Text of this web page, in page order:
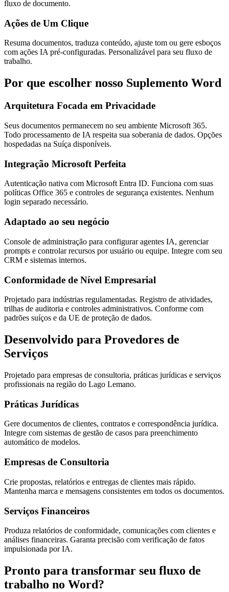
fluxo de documento.
Ações de Um Clique
Resuma documentos, traduza conteúdo, ajuste tom ou gere esboços
com ações IA pré-configuradas. Personalizável para seu fluxo de
trabalho.
Por que escolher nosso Suplemento Word
Arquitetura Focada em Privacidade
Seus documentos permanecem no seu ambiente Microsoft 365.
Todo processamento de IA respeita sua soberania de dados. Opções
hospedadas na Suíça disponíveis.
Integração Microsoft Perfeita
Autenticação nativa com Microsoft Entra ID. Funciona com suas
políticas Office 365 e controles de segurança existentes. Nenhum
login separado necessário.
Adaptado ao seu negócio
Console de administração para configurar agentes IA, gerenciar
prompts e controlar recursos por usuário ou equipe. Integre com seu
CRM e sistemas internos.
Conformidade de Nível Empresarial
Projetado para indústrias regulamentadas. Registro de atividades,
trilhas de auditoria e controles administrativos. Conforme com
padrões suíços e da UE de proteção de dados.
Desenvolvido para Provedores de
Serviços
Projetado para empresas de consultoria, práticas jurídicas e serviços
profissionais na região do Lago Lemano.
Práticas Jurídicas
Gere documentos de clientes, contratos e correspondência jurídica.
Integre com sistemas de gestão de casos para preenchimento
automático de modelos.
Empresas de Consultoria
Crie propostas, relatórios e entregas de clientes mais rápido.
Mantenha marca e mensagens consistentes em todos os documentos.
Serviços Financeiros
Produza relatórios de conformidade, comunicações com clientes e
análises financeiras. Garanta precisão com verificação de fatos
impulsionada por IA.
Pronto para transformar seu fluxo de
trabalho no Word?